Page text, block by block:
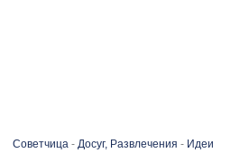
Советчица- Досуг, Развлечения - Идеи